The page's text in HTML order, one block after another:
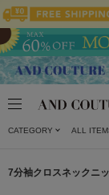
CATEGORY ALL
7分袖クロスネックニ